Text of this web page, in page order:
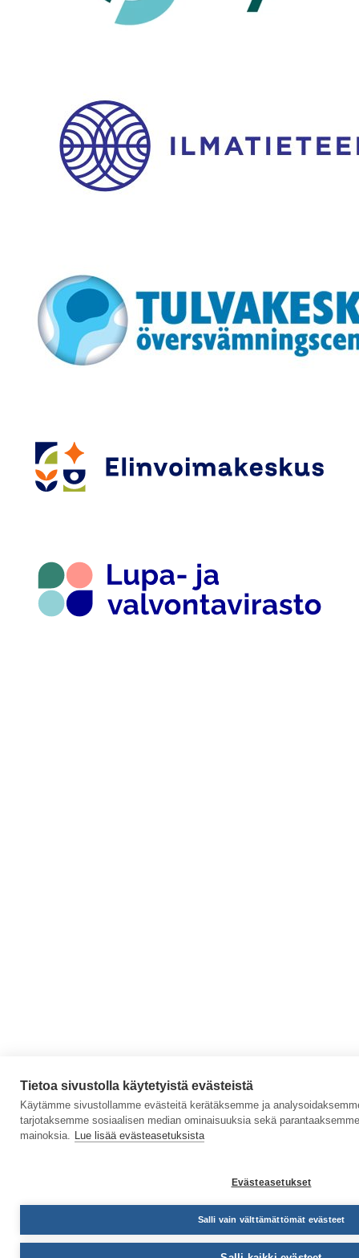
Tietoa sivustolla käytetyistä evästeistä
Käytämme sivustollamme evästeitä kerätäksemme ja
tarjotaksemme sosiaalisen median ominaisuuksia sekä
mainoksia. Lue lisää evästeasetuksista
Evästeasetukset
Salli vain välttämättömät evästeet